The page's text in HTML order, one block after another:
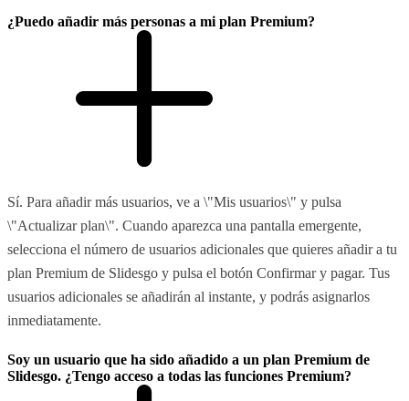
¿Puedo añadir más personas a mi plan Premium?
Sí. Para añadir más usuarios, ve a \"Mis usuarios\" y pulsa
\"Actualizar plan\". Cuando aparezca una pantalla emergente,
selecciona el número de usuarios adicionales que quieres añadir a tu
plan Premium de Slidesgo y pulsa el botón Confirmar y pagar. Tus
usuarios adicionales se añadirán al instante, y podrás asignarlos
inmediatamente.
Soy un usuario que ha sido añadido a un plan Premium de
Slidesgo. ¿Tengo acceso a todas las funciones Premium?